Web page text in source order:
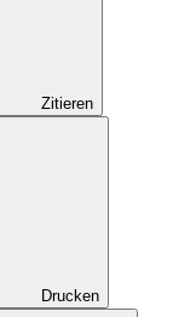
Zitieren
Drucken